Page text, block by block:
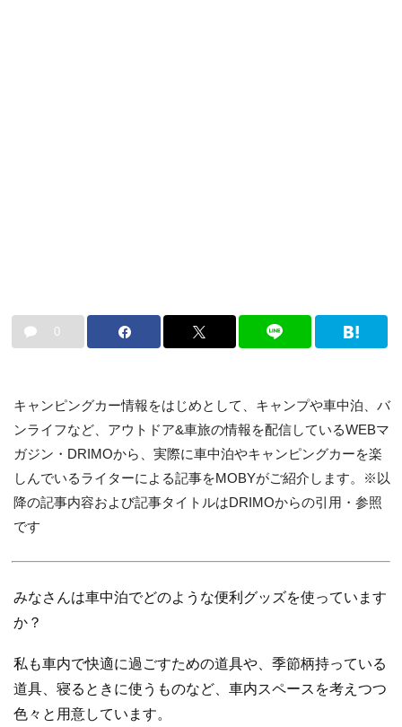
0
キャンピングカー情報をはじめとして、キャンプや車中泊、バ
ンライフなど、アウトドア&車旅の情報を配信しているWEBマ
ガジン・DRIMOから、実際に車中泊やキャンピングカーを楽
しんでいるライターによる記事をMOBYがご紹介します。※以
降の記事内容および記事タイトルはDRIMOからの引用・参照
です
みなさんは車中泊でどのような便利グッズを使っています
か？
私も車内で快適に過ごすための道具や、季節柄持っている
道具、寝るときに使うものなど、車内スペースを考えつつ
色々と用意しています。